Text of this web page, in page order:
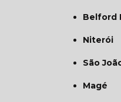
Belford
Niterói
São
Magé